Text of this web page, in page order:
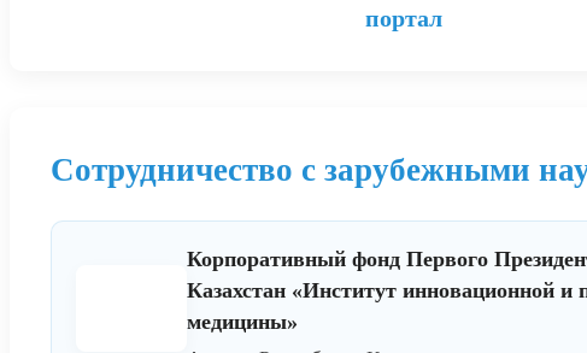
портал
Сотрудничество с зарубежными
Корпоративный фонд Первого
Казахстан «Институт инновационной и
медицины»